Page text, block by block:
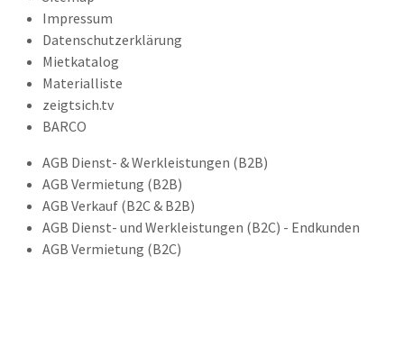
Impressum
Datenschutzerklärung
Mietkatalog
Materialliste
zeigtsich.tv
BARCO
AGB Dienst- & Werkleistungen (B2B)
AGB Vermietung (B2B)
AGB Verkauf (B2C & B2B)
AGB Dienst- und Werkleistungen (B2C) - Endkunden
AGB Vermietung (B2C)